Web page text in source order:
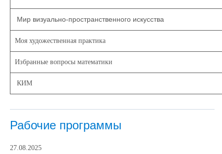
Мир визуально-пространственного искусства
Моя художественная практика
Избранные вопросы математики
КИМ
Рабочие программы
27.08.2025